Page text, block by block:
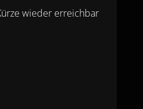
wieder erreichbar